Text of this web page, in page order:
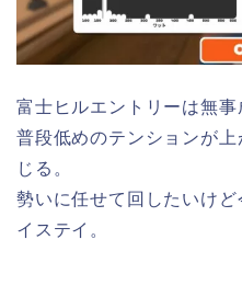
富士ヒルエントリーは無事
普段低めのテンションが
じる。
勢いに任せて回したいけ
イステイ。